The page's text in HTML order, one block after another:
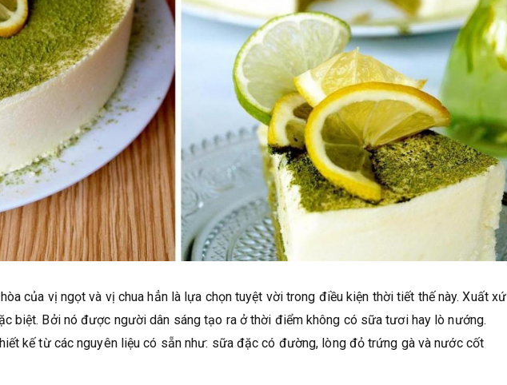
của vị ngọt và vị chua hẳn là lựa chọn tuyệt vời trong điều kiện thời tiết thế này. Xuất xứ
biệt. Bởi nó được người dân sáng tạo ra ở thời điểm không có sữa tươi hay lò nướng.
kế từ các nguyên liệu có sẵn như: sữa đặc có đường, lòng đỏ trứng gà và nước cốt